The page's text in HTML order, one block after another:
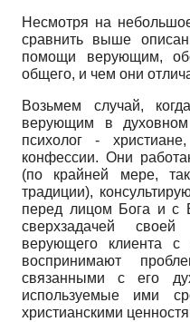
Несмотря на
сравнить выше
помощи верующим,
общего, и чем они
Возьмем случай,
верующим в
психолог -
конфессии. Они
(по крайней мере,
традиции),
перед лицом Бога и с
сверхзадачей своей
верующего клиента
воспринимают
связанными с его
используемые ими
христианскими